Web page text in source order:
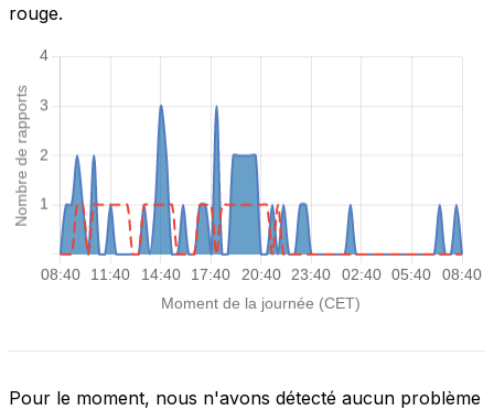
rouge.
Pour le moment, nous n'avons détecté aucun problème